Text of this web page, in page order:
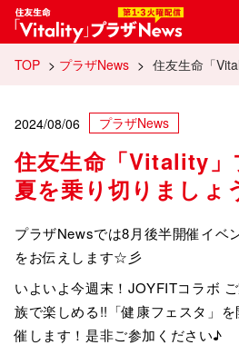
TOP > プラザNews > 住友生命「Vitality」
2024/08/06 プラザNews
住友生命「Vitality」
夏を乗り切りましょ
プラザNewsでは8月後半開催イベ
をお伝えします☆彡
いよいよ今週末！JOYFITコラボ
族で楽しめる!!「健康フェスタ」を
催します！是非ご参加ください♪